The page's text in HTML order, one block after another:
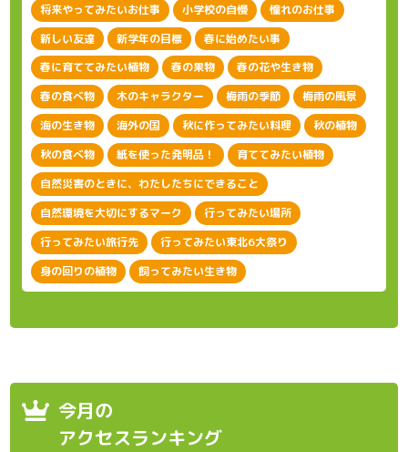
将来やってみたいお仕事
小学校の自慢
憧れのお仕事
新しい友達
新学年の目標
春に始めたい事
春に育ててみたい植物
春の果物
春の花や生き物
春の食べ物
木のキャラクター 梅雨の季節
梅雨の風景
海の生き物
海外の国 秋に作ってみたい料理
秋の植物
秋の食べ物
紙を使った発明品！
育ててみたい植物
自然災害のときに、わたしたちにできること
自然環境を大切にするマーク
行ってみたい場所
行ってみたい旅行先
行ってみたい東北6大祭り
身の回りの植物
飼ってみたい生き物
今月の
アクセスランキング